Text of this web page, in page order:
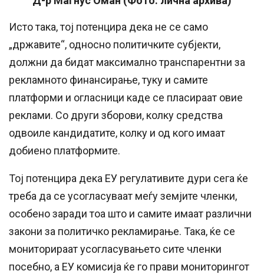
Исто така, тој потенцира дека не се само
„државите“, односно политичките субјекти,
должни да бидат максимално транспарентни за
рекламното финансирање, туку и самите
платформи и огласници каде се пласираат овие
реклами. Со други зборови, колку средства
одвоиле кандидатите, колку и од кого имаат
добиено платформите.
Тој потенцира дека ЕУ регулативите дури сега ќе
треба да се усогласуваат меѓу земјите членки,
особено заради тоа што и самите имаат различни
закони за политичко рекламирање. Така, ќе се
мониторираат усогласувањето сите членки
посебно, а ЕУ комисија ќе го прави мониторингот